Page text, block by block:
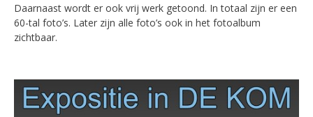
Daarnaast wordt er ook vrij werk getoond. In totaal zijn er een
60-tal foto’s. Later zijn alle foto’s ook in het fotoalbum
zichtbaar.